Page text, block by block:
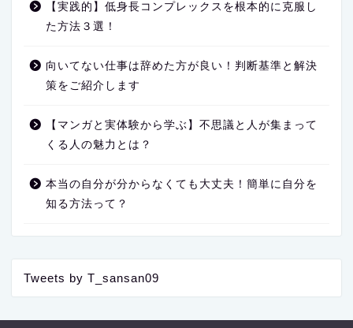
【実践的】低身長コンプレックスを根本的に克服し
た方法３選！
向いてない仕事は辞めた方が良い！判断基準と解決
策をご紹介します
【マンガと実体験から学ぶ】不思議と人が集まって
くる人の魅力とは？
本当の自分が分からなくても大丈夫！簡単に自分を
知る方法って？
Tweets by T_sansan09